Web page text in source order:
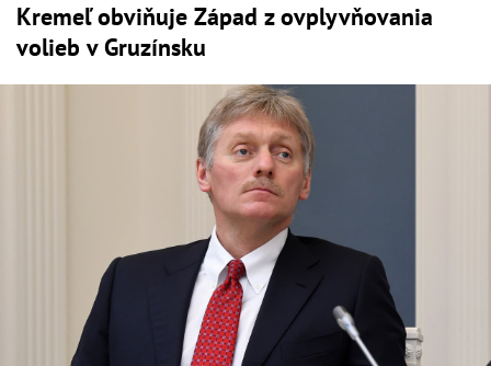
Kremeľ obviňuje Západ z ovplyvňovania
volieb v Gruzínsku